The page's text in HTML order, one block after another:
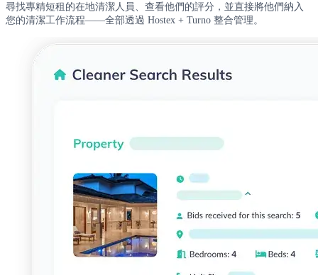
尋找專精短租的在地清潔人員、查看他們的評分，並直接將他們納入
您的清潔工作流程——全部透過 Hostex + Turno 整合管理。